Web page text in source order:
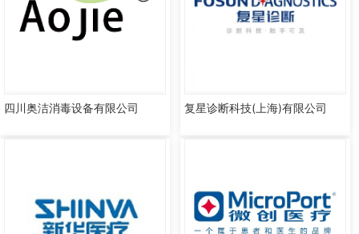
四川奥洁消毒设备有限公司 复星诊断科技(上海)有限公司